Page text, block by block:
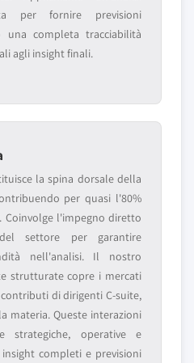
per fornire previsioni
una completa tracciabilità
agli insight finali.
la spina dorsale della
per quasi l'80%
Coinvolge l'impegno diretto
settore per garantire
nell'analisi. Il nostro
strutturate copre i mercati
di dirigenti C-suite,
materia. Queste interazioni
strategiche, operative e
completi e previsioni